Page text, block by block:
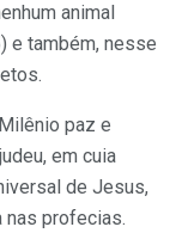
animal
e também, nesse
paz e
em cuia
de Je­sus,
nas profecias.